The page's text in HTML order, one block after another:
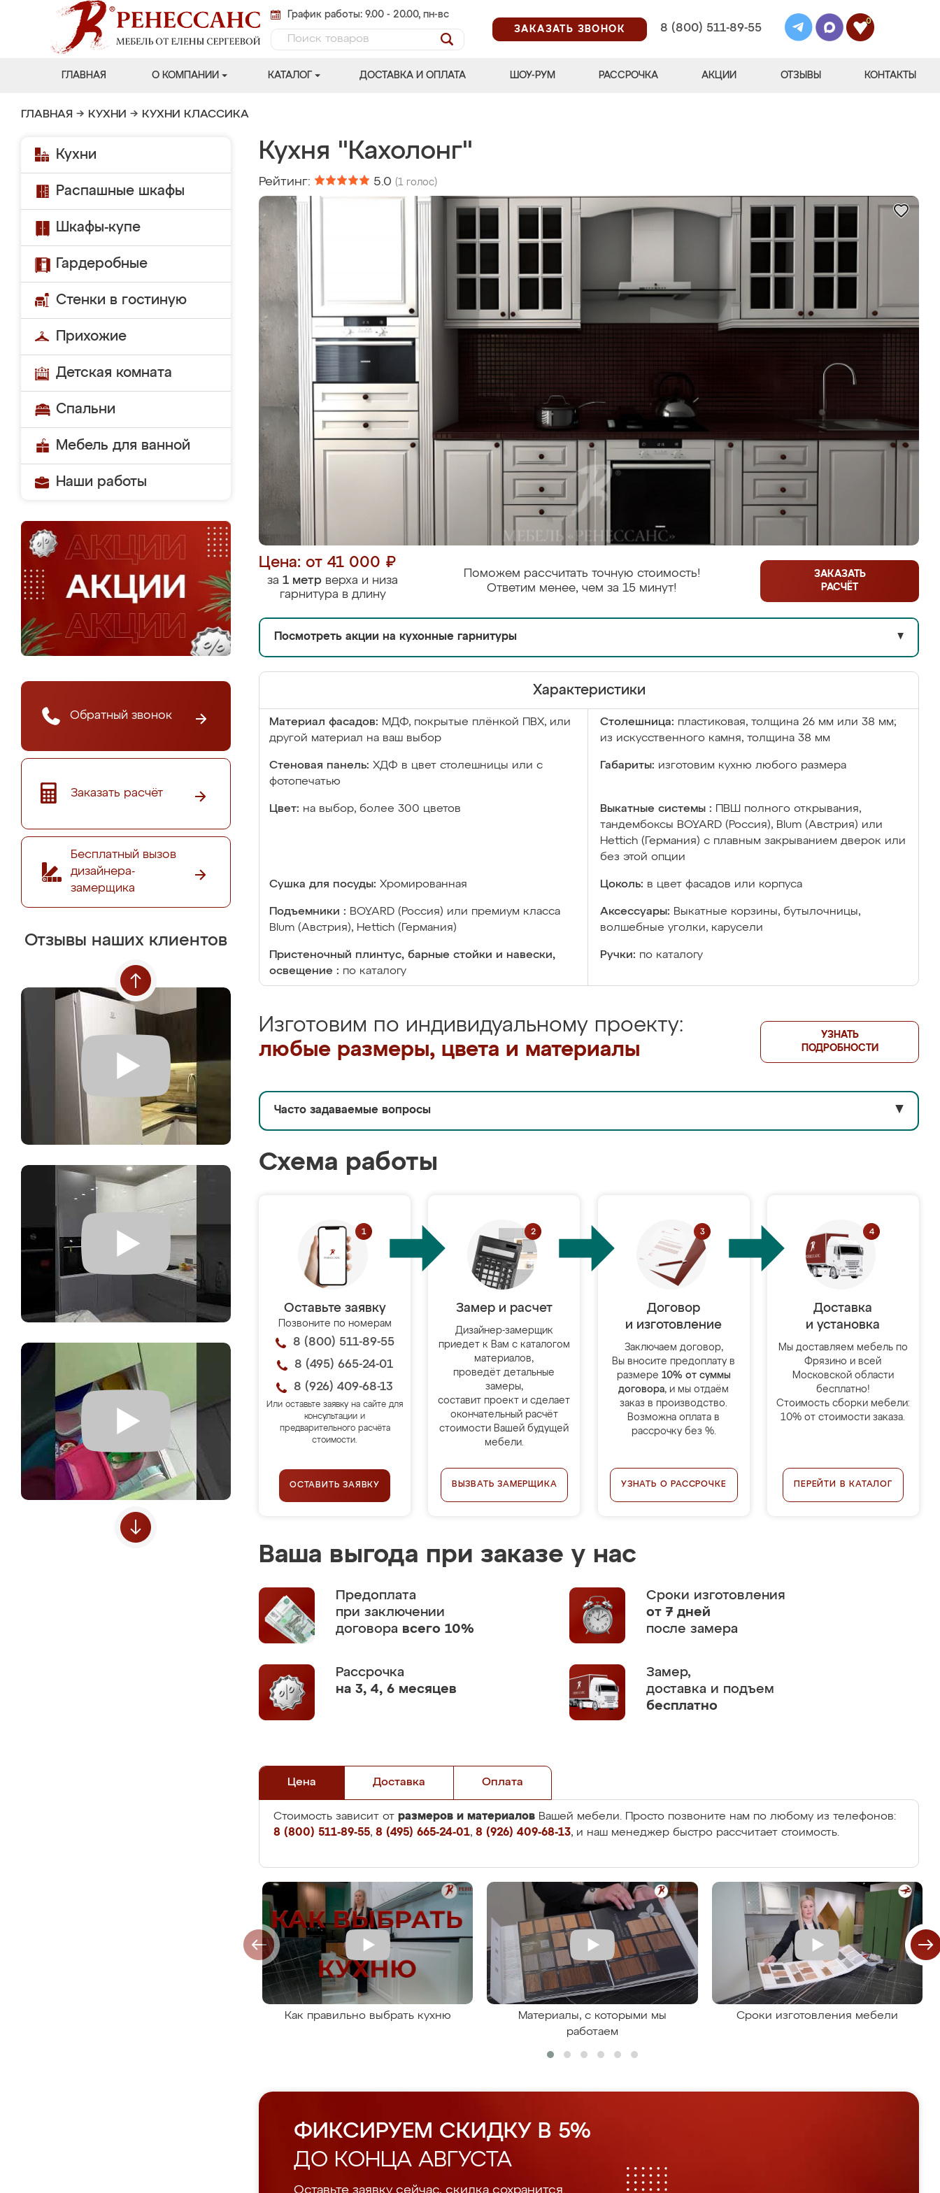
График работы: 9.00 - 20.00, пн-вс
ЗАКАЗАТЬ ЗВОНОК
8 (800) 511-89-55
0
ГЛАВНАЯ О КОМПАНИИ КАТАЛОГ ДОСТАВКА И ОПЛАТА ШОУ-РУМ РАССРОЧКА АКЦИИ ОТЗЫВЫ КОНТАКТЫ
ГЛАВНАЯ → КУХНИ → КУХНИ КЛАССИКА
Кухни
Распашные шкафы
Шкафы-купе
Гардеробные
Стенки в гостиную
Прихожие
Детская комната
Спальни
Мебель для ванной
Наши работы
Обратный звонок
Заказать расчёт
Бесплатный вызов
дизайнера-
замерщика
Отзывы наших клиентов
Кухня "Кахолонг"
Рейтинг: 5.0 (1 голос)
Цена: от 41 000 ₽
за 1 метр верха и низа
гарнитура в длину
Поможем рассчитать точную стоимость!
Ответим менее, чем за 15 минут!
ЗАКАЗАТЬ
РАСЧЁТ
Посмотреть акции на кухонные гарнитуры ▼
Характеристики
Материал фасадов: МДФ, покрытые плёнкой ПВХ, или
другой материал на ваш выбор
Столешница: пластиковая, толщина 26 мм или 38 мм;
из искусственного камня, толщина 38 мм
Стеновая панель: ХДФ в цвет столешницы или с
фотопечатью
Габариты: изготовим кухню любого размера
Цвет: на выбор, более 300 цветов Выкатные системы :
ПВШ полного открывания,
тандембоксы BOYARD (Россия), Blum (Австрия) или
Hettich (Германия) с плавным закрыванием дверок или
без этой опции
Сушка для посуды: Хромированная Цоколь: в цвет фасадов или корпуса
Подъемники : BOYARD (Россия) или премиум класса
Blum (Австрия), Hettich (Германия)
Аксессуары: Выкатные корзины, бутылочницы,
волшебные уголки, карусели
Пристеночный плинтус, барные стойки и навески,
освещение : по каталогу
Ручки: по каталогу
Изготовим по индивидуальному проекту:
любые размеры, цвета и материалы
УЗНАТЬ
ПОДРОБНОСТИ
Часто задаваемые вопросы ▼
Схема работы
Оставьте заявку
Позвоните по номерам
8 (800) 511-89-55
8 (495) 665-24-01
8 (926) 409-68-13
Или оставьте заявку на сайте для
консультации и
предварительного расчёта
стоимости.
ОСТАВИТЬ ЗАЯВКУ
Замер и расчет
Дизайнер-замерщик
приедет к Вам с каталогом
материалов,
проведёт детальные
замеры,
составит проект и сделает
окончательный расчёт
стоимости Вашей будущей
мебели.
ВЫЗВАТЬ ЗАМЕРЩИКА
Договор
и изготовление
Заключаем договор,
Вы вносите предоплату в
размере 10% от суммы
договора, и мы отдаём
заказ в производство.
Возможна оплата в
рассрочку без %.
УЗНАТЬ О РАССРОЧКЕ
Доставка
и установка
Мы доставляем мебель по
Фрязино и всей
Московской области
бесплатно!
Стоимость сборки мебели:
10% от стоимости заказа.
ПЕРЕЙТИ В КАТАЛОГ
Ваша выгода при заказе у нас
Предоплата
при заключении
договора всего 10%
Сроки изготовления
от 7 дней
после замера
Рассрочка
на 3, 4, 6 месяцев
Замер,
доставка и подъем
бесплатно
Цена Доставка Оплата
Стоимость зависит от размеров и материалов Вашей мебели. Просто позвоните нам по любому из телефонов:
8 (800) 511-89-55, 8 (495) 665-24-01, 8 (926) 409-68-13, и наш менеджер быстро рассчитает стоимость.
Как правильно выбрать кухню
Материалы, с которыми мы
работаем
Сроки изготовления мебели
ФИКСИРУЕМ СКИДКУ В 5%
ДО КОНЦА АВГУСТА
Оставьте заявку сейчас, скидка сохранится.